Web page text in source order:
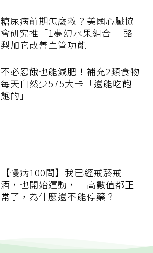
糖尿病前期怎麼救？美國心臟協
會研究推「1夢幻水果組合」 酪
梨加它改善血管功能
不必忍餓也能減肥！補充2類食物
每天自然少575大卡「還能吃飽
飽的」
【慢病100問】我已經戒菸戒
酒，也開始運動，三高數值都正
常了，為什麼還不能停藥？